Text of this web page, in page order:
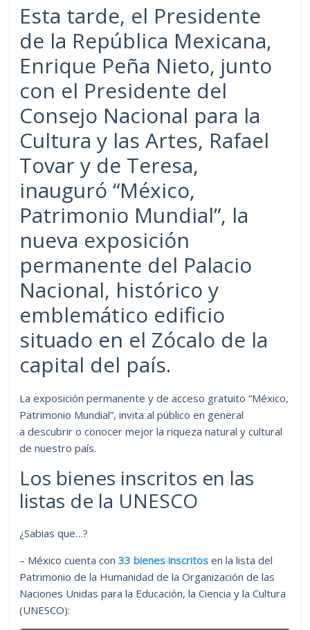
Esta tarde, el Presidente
de la República Mexicana,
Enrique Peña Nieto, junto
con el Presidente del
Consejo Nacional para la
Cultura y las Artes, Rafael
Tovar y de Teresa,
inauguró “México,
Patrimonio Mundial”, la
nueva exposición
permanente del Palacio
Nacional, histórico y
emblemático edificio
situado en el Zócalo de la
capital del país.
La exposición permanente y de acceso gratuito “México,
Patrimonio Mundial”, invita al público en general
a descubrir o conocer mejor la riqueza natural y cultural
de nuestro país.
Los bienes inscritos en las
listas de la UNESCO
¿Sabias que…?
– México cuenta con33 bienes inscritos en la lista del
Patrimonio de la Humanidad de la Organización de las
Naciones Unidas para la Educación, la Ciencia y la Cultura
(UNESCO):